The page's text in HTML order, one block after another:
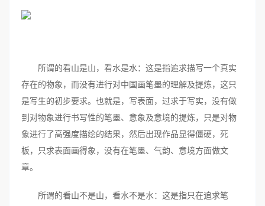
所谓的看山是山，看水是水：这是指追求描写一个真实
存在的物象，而没有进行对中国画笔墨的理解及提炼，这只
是写生的初步要求。也就是，写表面，过求于写实，没有做
到对物象进行书写性的笔墨、意象及意境的提炼，只是对物
象进行了高强度描绘的结果，然后出现作品显得僵硬，死
板，只求表面画得象，没有在笔墨、气韵、意境方面做文
章。
所谓的看山不是山，看水不是水：这是指只在追求笔